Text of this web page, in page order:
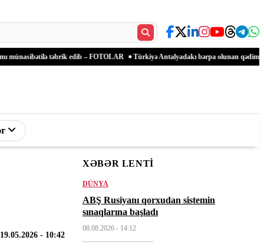
edib – FOTOLAR Türkiyə Antalyadakı bərpa olunan qədim məkanlarla
Texnologiya
19.05.2026 - 10:42
XƏBƏR LENTI
DÜNYA
ABŞ Rusiyanı qorxudan sistemin
sınaqlarına başladı
08.08.2026 - 14:12